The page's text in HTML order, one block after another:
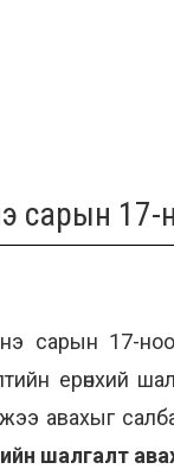
сарын
энэ сарын 17-
ерөнхий
авахыг
шалгалт